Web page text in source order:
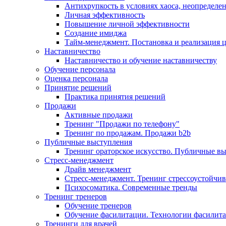
Антихрупкость в условиях хаоса,
Личная эффективность
Повышение личной эффективности
Создание имиджа
Тайм-менеджмент. Постановка и реализация
Наставничество
Наставничество и обучение наставничеству
Обучение персонала
Оценка персонала
Принятие решений
Практика принятия решений
Продажи
Активные продажи
Тренинг "Продажи по телефону"
Тренинг по продажам. Продажи b2b
Публичные выступления
Тренинг ораторское искусство. Публичные
Стресс-менеджмент
Драйв менеджмент
Стресс-менеджмент. Тренинг
Психосоматика. Современные тренды
Тренинг тренеров
Обучение тренеров
Обучение фасилитации. Технологии
Тренинги для врачей